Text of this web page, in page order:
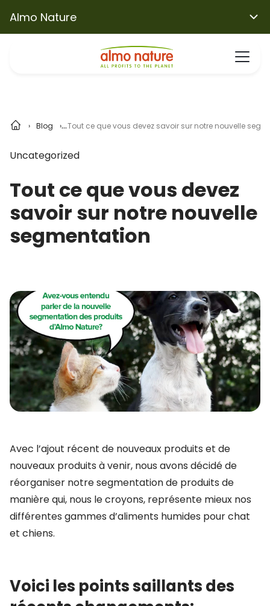
Almo Nature
Blog Tout ce que vous devez savoir sur notre nouvelle
Uncategorized
Tout ce que vous devez
savoir sur notre nouvelle
segmentation
Avec l’ajout récent de nouveaux produits et de
nouveaux produits à venir, nous avons décidé de
réorganiser notre segmentation de produits de
manière qui, nous le croyons, représente mieux nos
différentes gammes d’aliments humides pour chat
et chiens.
Voici les points saillants des